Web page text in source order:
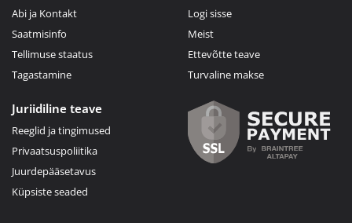
Abi ja Kontakt
Saatmisinfo
Tellimuse staatus
Tagastamine
Logi sisse
Meist
Ettevõtte teave
Turvaline makse
Juriidiline teave
Reeglid ja tingimused
Privaatsuspoliitika
Juurdepääsetavus
Küpsiste seaded